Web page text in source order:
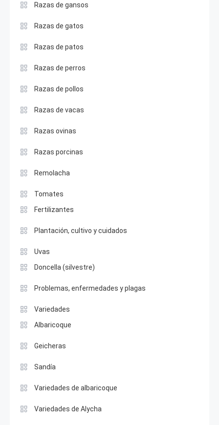
Razas de gansos
Razas de gatos
Razas de patos
Razas de perros
Razas de pollos
Razas de vacas
Razas ovinas
Razas porcinas
Remolacha
Tomates
Fertilizantes
Plantación, cultivo y cuidados
Uvas
Doncella (silvestre)
Problemas, enfermedades y plagas
Variedades
Albaricoque
Geicheras
Sandía
Variedades de albaricoque
Variedades de Alycha